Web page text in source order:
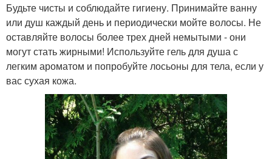
Будьте чисты и соблюдайте гигиену. Принимайте ванну
или душ каждый день и периодически мойте волосы. Не
оставляйте волосы более трех дней немытыми - они
могут стать жирными! Используйте гель для душа с
легким ароматом и попробуйте лосьоны для тела, если у
вас сухая кожа.